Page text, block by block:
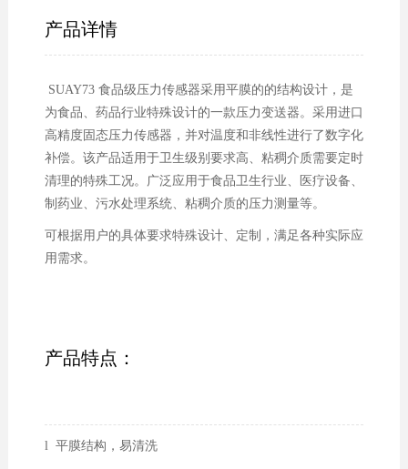
产品详情
SUAY73 食品级压力传感器采用平膜的的结构设计，是
为食品、药品行业特殊设计的一款压力变送器。采用进口
高精度固态压力传感器，并对温度和非线性进行了数字化
补偿。该产品适用于卫生级别要求高、粘稠介质需要定时
清理的特殊工况。广泛应用于食品卫生行业、医疗设备、
制药业、污水处理系统、粘稠介质的压力测量等。
可根据用户的具体要求特殊设计、定制，满足各种实际应
用需求。
产品特点：
l 平膜结构，易清洗